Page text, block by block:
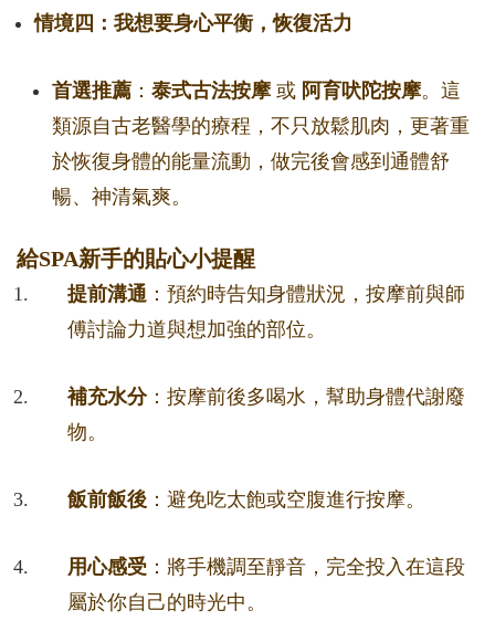
情境四：我想要身心平衡，恢復活力
首選推薦 ： 泰式古法按摩或 阿育吠陀按摩。這
類源自古老醫學的療程，不只放鬆肌肉，更著重
於恢復身體的能量流動，做完後會感到通體舒
暢、神清氣爽。
給SPA新手的貼心小提醒
提前溝通 ：預約時告知身體狀況，按摩前與師
傅討論力道與想加強的部位。
補充水分：按摩前後多喝水，幫助身體代謝廢
物。
飯前飯後 ：避免吃太飽或空腹進行按摩。
用心感受 ：將手機調至靜音，完全投入在這段
屬於你自己的時光中。